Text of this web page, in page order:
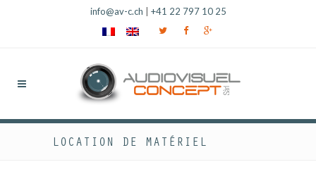
info@av-c.ch +41 22 797 10 25
LOCATION DE MATÉRIEL